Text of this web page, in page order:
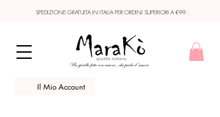
Il Mio Account
SPEDIZIONE GRATUITA IN ITALIA PER ORDINI SUPERIORI A €99